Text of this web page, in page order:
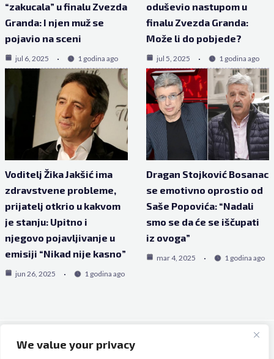
We value your privacy
“zakucala” u finalu Zvezda
Granda: I njen muž se
pojavio na sceni
jul 6, 2025 1 godina ago
oduševio nastupom u
finalu Zvezda Granda:
Može li do pobjede?
jul 5, 2025 1 godina ago
Voditelj Žika Jakšić ima
zdravstvene probleme,
prijatelj otkrio u kakvom
je stanju: Upitno i
njegovo pojavljivanje u
emisiji “Nikad nije kasno”
jun 26, 2025 1 godina ago
Dragan Stojković Bosanac
se emotivno oprostio od
Saše Popovića: “Nadali
smo se da će se iščupati
iz ovoga”
mar 4, 2025 1 godina ago
Copyright © 2026 Bh Dijaspora.